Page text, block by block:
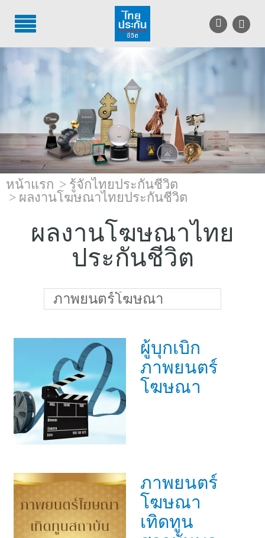
TH EN
บริการลูกค้า
บริการตัวแทน
รู้จักไทยประกันชีวิต
นักลงทุนสัมพันธ์
เพื่อสังคมไทย
บทความ
แบบประกันทั้งหมด
แบบประกันที่เหมาะกับช่วงอายุ
เลือกแบบประกันที่เหมาะกับคุณ
TL Learning Center
หน้าแรก
รู้จักไทยประกันชีวิต
ผลงานโฆษณาไทยประกันชีวิต
ผลงานโฆษณาไทย
ประกันชีวิต
ภาพยนตร์โฆษณา
ผู้บุกเบิก
ภาพยนตร์
โฆษณา
ภาพยนตร์
โฆษณา
เทิดทูน